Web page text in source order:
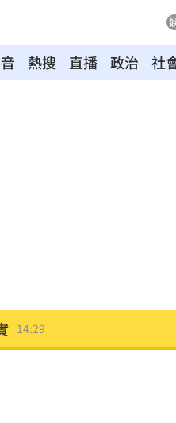
熱搜 直播 政治 社
曝 14:27